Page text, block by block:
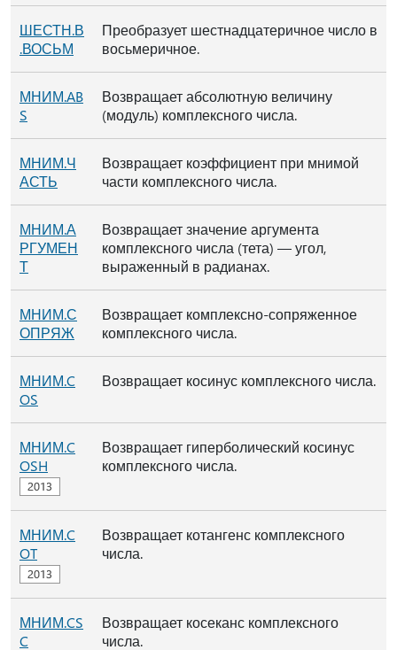
ШЕСТН.В
.ВОСЬМ
Преобразует шестнадцатеричное число в
восьмеричное.
МНИМ.AB
S
Возвращает абсолютную величину
(модуль) комплексного числа.
МНИМ.Ч
АСТЬ
Возвращает коэффициент при мнимой
части комплексного числа.
МНИМ.А
РГУМЕН
Т
Возвращает значение аргумента
комплексного числа (тета) — угол,
выраженный в радианах.
МНИМ.С
ОПРЯЖ
Возвращает комплексно-сопряженное
комплексного числа.
МНИМ.C
OS
Возвращает косинус комплексного числа.
МНИМ.C
OSH
Возвращает гиперболический косинус
комплексного числа.
МНИМ.C
OT
Возвращает котангенс комплексного
числа.
МНИМ.CS
C
Возвращает косеканс комплексного
числа.